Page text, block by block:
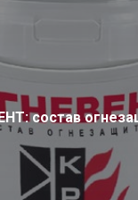
состав